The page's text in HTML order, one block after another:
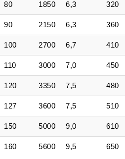
80 1850 6,3 320
90 2150 6,3 360
100 2700 6,7 410
110 3000 7,0 450
120 3350 7,5 480
127 3600 7,5 510
150 5000 9,0 610
160 5600 9,5 650